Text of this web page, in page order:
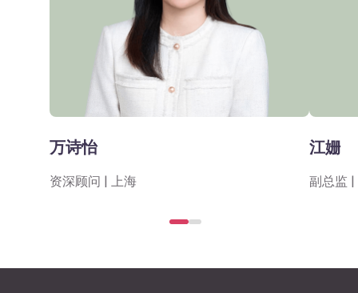
万诗怡
资深顾问 | 上海
江姗
副总监